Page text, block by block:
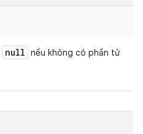
null nếu không có phần tử